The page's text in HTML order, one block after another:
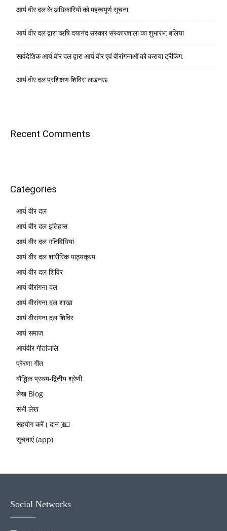
आर्य वीर दल के अधिकारियों को महत्वपूर्ण सूचना
आर्य वीर दल द्वारा ऋषि दयानंद संस्कार संस्कारशाला का शुभारंभ: बलिया
सार्वदेशिक आर्य वीर दल द्वारा आर्य वीर एवं वीरांगनाओं को कराया ट्रैकिंग:
आर्य वीर दल प्रशिक्षण शिविर: लखनऊ
Recent Comments
Categories
आर्य वीर दल
आर्य वीर दल इतिहास
आर्य वीर दल गतिविधियां
आर्य वीर दल शारीरिक पाठ्यक्रम
आर्य वीर दल शिविर
आर्य वीरांगना दल
आर्य वीरांगना दल शाखा
आर्य वीरांगना दल शिविर
आर्य समाज
आर्यवीर गीतांजलि
प्रेरणा गीत
बौद्धिक प्रथम-द्वितीय श्रेणी
लेख Blog
सभी लेख
सहयोग करें ( दान )💵
सूचनाएं (app)
Social Networks